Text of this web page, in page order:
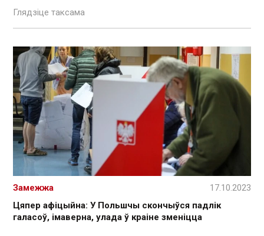
Глядзіце таксама
Цяпер афіцыйна: У Польшчы скончыўся падлік
галасоў, імаверна, улада ў краіне зменіцца
Замежжа 17.10.2023